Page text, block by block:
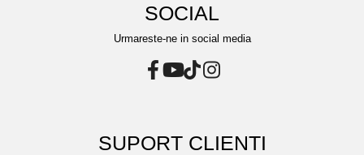
SOCIAL
Urmareste-ne in social media
SUPORT CLIENTI